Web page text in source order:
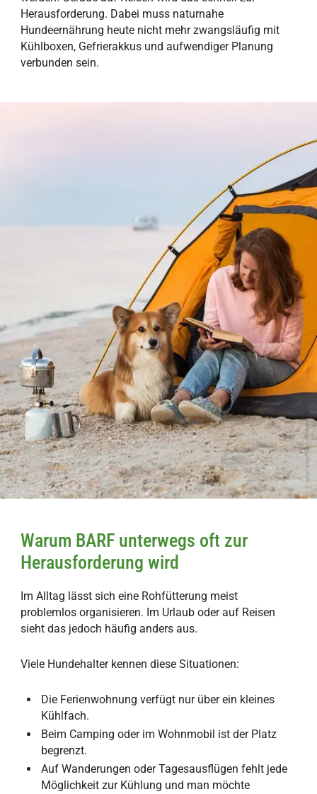
Herausforderung. Dabei muss naturnahe
Hundeernährung heute nicht mehr zwangsläufig mit
Kühlboxen, Gefrierakkus und aufwendiger Planung
verbunden sein.
Warum BARF unterwegs oft zur
Herausforderung wird
Im Alltag lässt sich eine Rohfütterung meist
problemlos organisieren. Im Urlaub oder auf Reisen
sieht das jedoch häufig anders aus.
Viele Hundehalter kennen diese Situationen:
Die Ferienwohnung verfügt nur über ein kleines
Kühlfach.
Beim Camping oder im Wohnmobil ist der Platz
begrenzt.
Auf Wanderungen oder Tagesausflügen fehlt jede
Möglichkeit zur Kühlung und man möchte